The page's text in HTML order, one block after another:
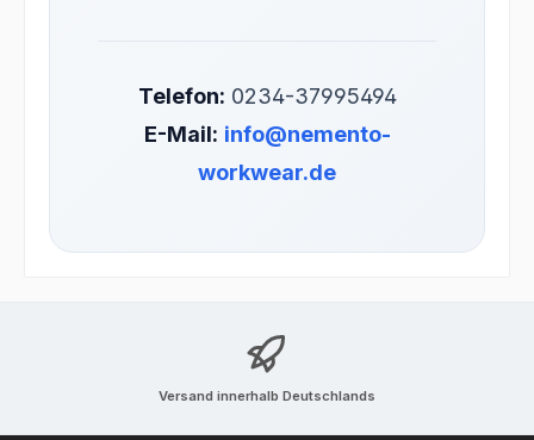
Telefon: 0234-37995494
E-Mail: info@nemento-
workwear.de
Versand innerhalb Deutschlands